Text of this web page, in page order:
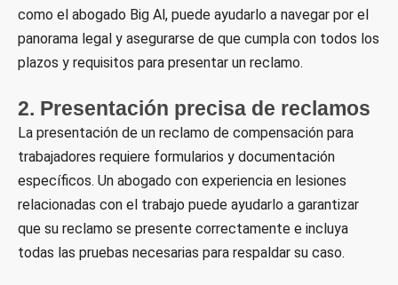
como el abogado Big Al, puede ayudarlo a navegar por el
panorama legal y asegurarse de que cumpla con todos los
plazos y requisitos para presentar un reclamo.
2. Presentación precisa de reclamos
La presentación de un reclamo de compensación para
trabajadores requiere formularios y documentación
específicos. Un abogado con experiencia en lesiones
relacionadas con el trabajo puede ayudarlo a garantizar
que su reclamo se presente correctamente e incluya
todas las pruebas necesarias para respaldar su caso.